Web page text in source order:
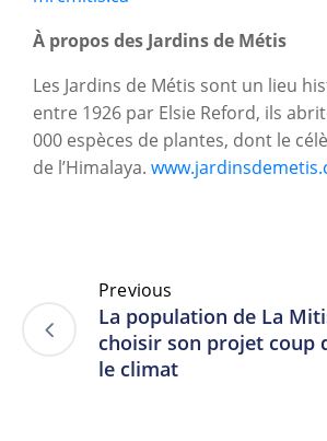
À propos des Jardins de Métis
Les Jardins de Métis sont un lieu
entre 1926 par Elsie Reford, ils
000 espèces de plantes, dont le
de l’Himalaya.
Previous
La population de La
choisir son projet coup
le climat